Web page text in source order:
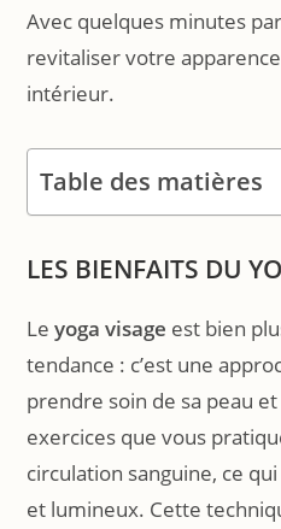
Avec quelques minutes
revitaliser votre
intérieur.
Table des matières
LES BIENFAITS DU
Leyoga visage est bien
tendance : c’est une
prendre soin de sa peau
exercices que vous
circulation sanguine, ce
et lumineux. Cette